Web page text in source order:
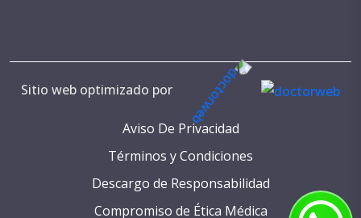
Consulta con pediatra en Torreón
Cita con pediatra en Torreón
Numeros de pediatras en Torreón
Pediatria reconocida en Torreón
Pediatria especializada en Torreón
Pediatria para recién nacidos en Torreón
Médicos pediatras en Torreón
Sitio web optimizado por
Aviso De Privacidad
Términos y Condiciones
Descargo de Responsabilidad
Compromiso de Ética Médica